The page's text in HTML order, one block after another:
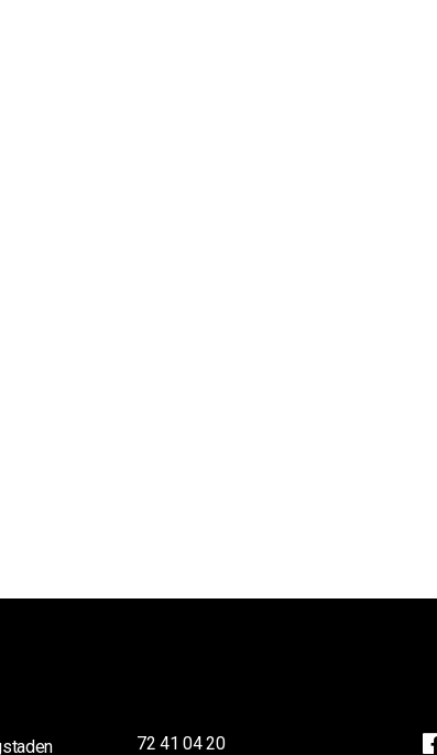
72 41 04 20